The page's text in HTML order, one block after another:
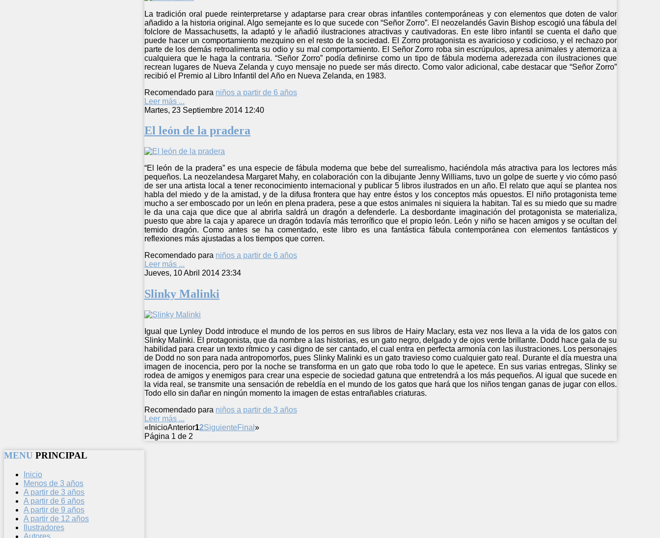
La tradición oral puede reinterpretarse y adaptarse para crear obras infantiles contemporáneas y con elementos que doten de valor
añadido a la historia original. Algo semejante es lo que sucede con “Señor Zorro”. El neozelandés Gavin Bishop escogió una fábula del
folclore de Massachusetts, la adaptó y le añadió ilustraciones atractivas y cautivadoras. En este libro infantil se cuenta el daño que
puede hacer un comportamiento mezquino en el resto de la sociedad. El Zorro protagonista es avaricioso y codicioso, y el rechazo por
parte de los demás retroalimenta su odio y su mal comportamiento. El Señor Zorro roba sin escrúpulos, apresa animales y atemoriza a
cualquiera que le haga la contraria. “Señor Zorro” podía definirse como un tipo de fábula moderna aderezada con ilustraciones que
recrean lugares de Nueva Zelanda y cuyo mensaje no puede ser más directo. Como valor adicional, cabe destacar que “Señor Zorro”
recibió el Premio al Libro Infantil del Año en Nueva Zelanda, en 1983.
Recomendado para niños a partir de 6 años
Leer más ...
Martes, 23 Septiembre 2014 12:40
El león de la pradera
“El león de la pradera” es una especie de fábula moderna que bebe del surrealismo, haciéndola más atractiva para los lectores más
pequeños. La neozelandesa Margaret Mahy, en colaboración con la dibujante Jenny Williams, tuvo un golpe de suerte y vio cómo pasó
de ser una artista local a tener reconocimiento internacional y publicar 5 libros ilustrados en un año. El relato que aquí se plantea nos
habla del miedo y de la amistad, y de la difusa frontera que hay entre éstos y los conceptos más opuestos. El niño protagonista teme
mucho a ser emboscado por un león en plena pradera, pese a que estos animales ni siquiera la habitan. Tal es su miedo que su madre
le da una caja que dice que al abrirla saldrá un dragón a defenderle. La desbordante imaginación del protagonista se materializa,
puesto que abre la caja y aparece un dragón todavía más terrorífico que el propio león. León y niño se hacen amigos y se ocultan del
temido dragón. Como antes se ha comentado, este libro es una fantástica fábula contemporánea con elementos fantásticos y
reflexiones más ajustadas a los tiempos que corren.
Recomendado para niños a partir de 6 años
Leer más ...
Jueves, 10 Abril 2014 23:34
Slinky Malinki
Igual que Lynley Dodd introduce el mundo de los perros en sus libros de Hairy Maclary, esta vez nos lleva a la vida de los gatos con
Slinky Malinki. El protagonista, que da nombre a las historias, es un gato negro, delgado y de ojos verde brillante. Dodd hace gala de su
habilidad para crear un texto rítmico y casi digno de ser cantado, el cual entra en perfecta armonía con las ilustraciones. Los personajes
de Dodd no son para nada antropomorfos, pues Slinky Malinki es un gato travieso como cualquier gato real. Durante el día muestra una
imagen de inocencia, pero por la noche se transforma en un gato que roba todo lo que le apetece. En sus varias entregas, Slinky se
rodea de amigos y enemigos para crear una especie de sociedad gatuna que entretendrá a los más pequeños. Al igual que sucede en
la vida real, se transmite una sensación de rebeldía en el mundo de los gatos que hará que los niños tengan ganas de jugar con ellos.
Todo ello sin dañar en ningún momento la imagen de estas entrañables criaturas.
Recomendado para niños a partir de 3 años
Leer más ...
« InicioAnterior12Siguiente Final »
Página 1 de 2
MENU PRINCIPAL
Inicio
Menos de 3 años
A partir de 3 años
A partir de 6 años
A partir de 9 años
A partir de 12 años
Ilustradores
Autores